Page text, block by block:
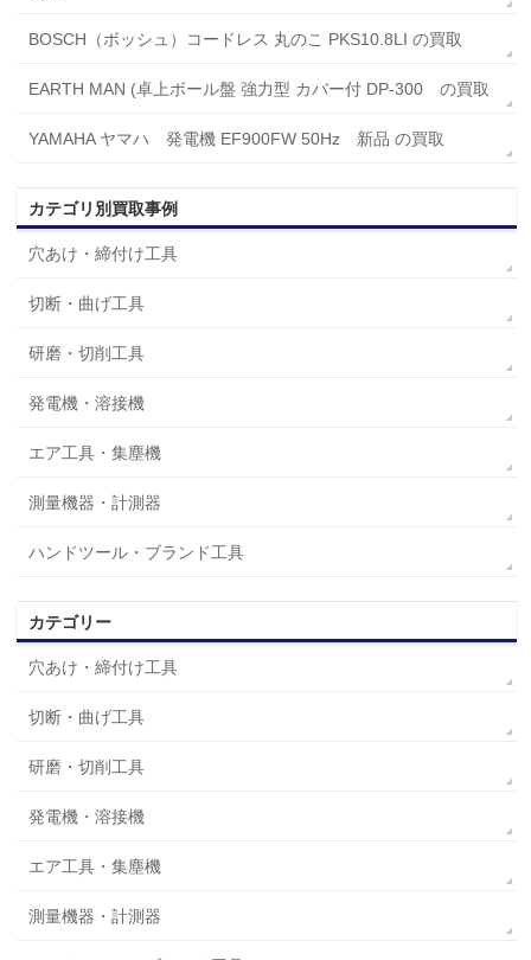
BOSCH（ボッシュ）コードレス 丸のこ PKS10.8LI の買取
EARTH MAN (卓上ボール盤 強力型 カバー付 DP-300 の買取
YAMAHA ヤマハ 発電機 EF900FW 50Hz 新品 の買取
カテゴリ別買取事例
穴あけ・締付け工具
切断・曲げ工具
研磨・切削工具
発電機・溶接機
エア工具・集塵機
測量機器・計測器
ハンドツール・ブランド工具
カテゴリー
穴あけ・締付け工具
切断・曲げ工具
研磨・切削工具
発電機・溶接機
エア工具・集塵機
測量機器・計測器